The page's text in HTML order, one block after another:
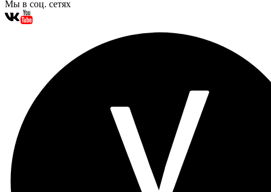
Мы в соц. сетях